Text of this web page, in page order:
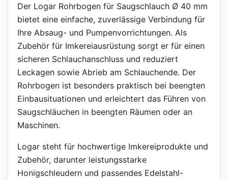
Der Logar Rohrbogen für Saugschlauch Ø 40 mm
bietet eine einfache, zuverlässige Verbindung für
Ihre Absaug- und Pumpenvorrichtungen. Als
Zubehör für Imkereiausrüstung sorgt er für einen
sicheren Schlauchanschluss und reduziert
Leckagen sowie Abrieb am Schlauchende. Der
Rohrbogen ist besonders praktisch bei beengten
Einbausituationen und erleichtert das Führen von
Saugschläuchen in beengten Räumen oder an
Maschinen.
Logar steht für hochwertige Imkereiprodukte und
Zubehör, darunter leistungsstarke
Honigschleudern und passendes Edelstahl-